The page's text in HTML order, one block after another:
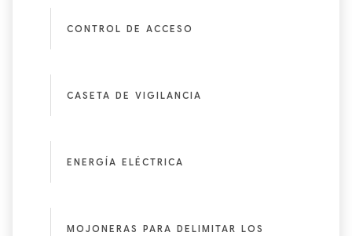
CONTROL DE ACCESO
CASETA DE VIGILANCIA
ENERGÍA ELÉCTRICA
MOJONERAS PARA DELIMITAR LOS